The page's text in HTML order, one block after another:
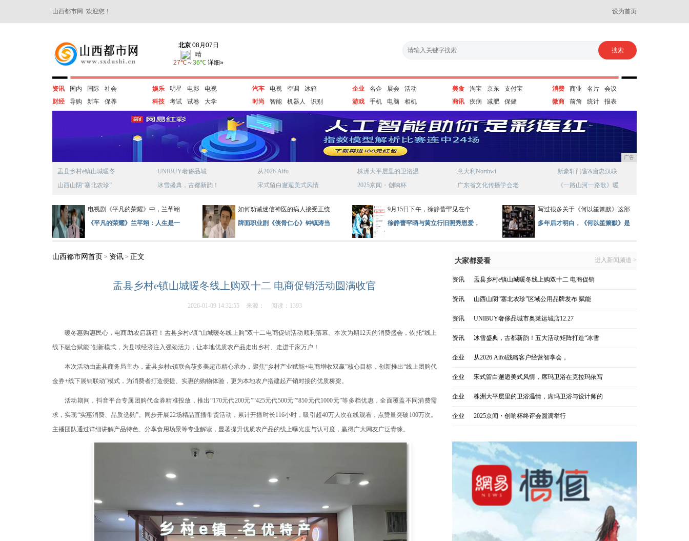
山西都市网 欢迎您！ 设为首页
资讯 国内 国际
社会
财经
导购 新车 保养
娱乐 明星 电影
电视
科技
考试 试卷 大学
汽车 电视 空调
冰箱
时尚
智能 机器人 识别
企业 名企 展会
活动
游戏
手机 电脑 相机
美食 淘宝 京东
支付宝
商讯
疾病 减肥 保健
消费 商业 名片
会议
微商
前詹 统计 报表
广告
盂县乡村e镇山城暖冬
山西山阴“塞北农珍”
UNIBUY奢侈品城
冰雪盛典，古都新韵！
从2026 Aifo
宋式留白邂逅美式风情
株洲大平层里的卫浴温
2025京闻・创响杯
意大利Northwi
广东省文化传播学会老
新豪轩门窗&唐忠汉联
《一路山河一路歌》暖
电视剧《平凡的荣耀》中，兰芊翊
《平凡的荣耀》兰芊翊：人生是一
如何劝诫迷信神医的病人接受正统
牌面职业剧《侠骨仁心》钟镇涛当
9月15日下午，徐静蕾罕见在个
徐静蕾罕晒与黄立行旧照秀恩爱，
写过很多关于《何以笙箫默》这部
多年后才明白，《何以笙箫默》是
山西都市网首页 > 资讯 > 正文
盂县乡村e镇山城暖冬线上购双十二 电商促销活动圆满收官
2026-01-09 14:32:55 来源： 阅读：1393
暖冬惠购惠民心，电商助农启新程！盂县乡村e镇“山城暖冬线上购”双十二电商促销活动顺利落幕。本次为期12天的消费盛会，依托“线上
线下融合赋能”创新模式，为县域经济注入强劲活力，让本地优质农产品走出乡村、走进千家万户！
本次活动由盂县商务局主办，盂县乡村e镇联合莜多美超市精心承办，聚焦“乡村产业赋能+电商增收双赢”核心目标，创新推出“线上团购代
金券+线下展销联动”模式，为消费者打造便捷、实惠的购物体验，更为本地农户搭建起产销对接的优质桥梁。
活动期间，抖音平台专属团购代金券精准投放，推出“170元代200元”“425元代500元”“850元代1000元”等多档优惠，全面覆盖不同消费需
求，实现“实惠消费、品质选购”。同步开展22场精品直播带货活动，累计开播时长116小时，吸引超40万人次在线观看，点赞量突破100万次。
主播团队通过详细讲解产品特色、分享食用场景等专业解读，显著提升优质农产品的线上曝光度与认可度，赢得广大网友广泛青睐。
大家都爱看 进入新闻频道 >
资讯 盂县乡村e镇山城暖冬线上购双十二 电商促销
资讯 山西山阴“塞北农珍”区域公用品牌发布 赋能
资讯 UNIBUY奢侈品城市奥莱运城店12.27
资讯 冰雪盛典，古都新韵！五大活动矩阵打造“冰雪
企业 从2026 Aifol战略客户经营智享会，
企业 宋式留白邂逅美式风情，席玛卫浴在克拉玛依写
企业 株洲大平层里的卫浴温情，席玛卫浴与设计师的
企业 2025京闻・创响杯终评会圆满举行